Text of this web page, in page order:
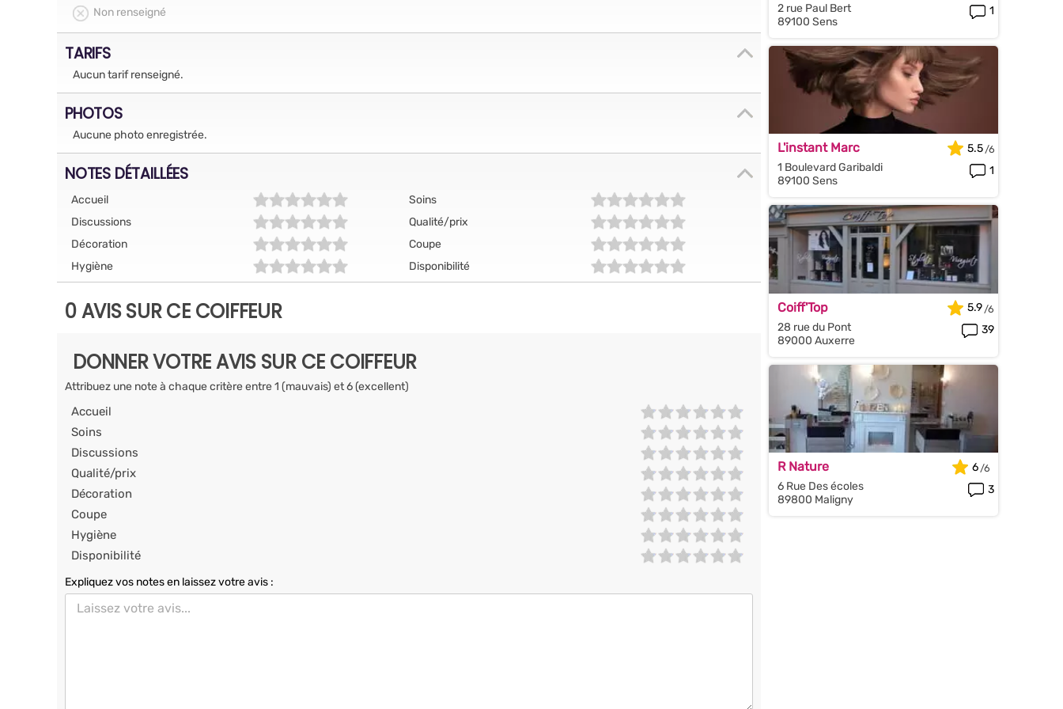
Non renseigné
TARIFS
Aucun tarif renseigné.
PHOTOS
Aucune photo enregistrée.
NOTES DÉTAILLÉES
Accueil
Soins
Discussions
Qualité/prix
Décoration
Coupe
Hygiène
Disponibilité
0 AVIS SUR CE COIFFEUR
DONNER VOTRE AVIS SUR CE COIFFEUR
Attribuez une note à chaque critère entre 1 (mauvais) et 6 (excellent)
Accueil
Soins
Discussions
Qualité/prix
Décoration
Coupe
Hygiène
Disponibilité
Expliquez vos notes en laissez votre avis :
2 rue Paul Bert
89100 Sens
1
L'instant Marc
1 Boulevard Garibaldi
89100 Sens
5.5
1
Coiff'Top
28 rue du Pont
89000 Auxerre
5.9
39
R Nature
6 Rue Des écoles
89800 Maligny
6
3